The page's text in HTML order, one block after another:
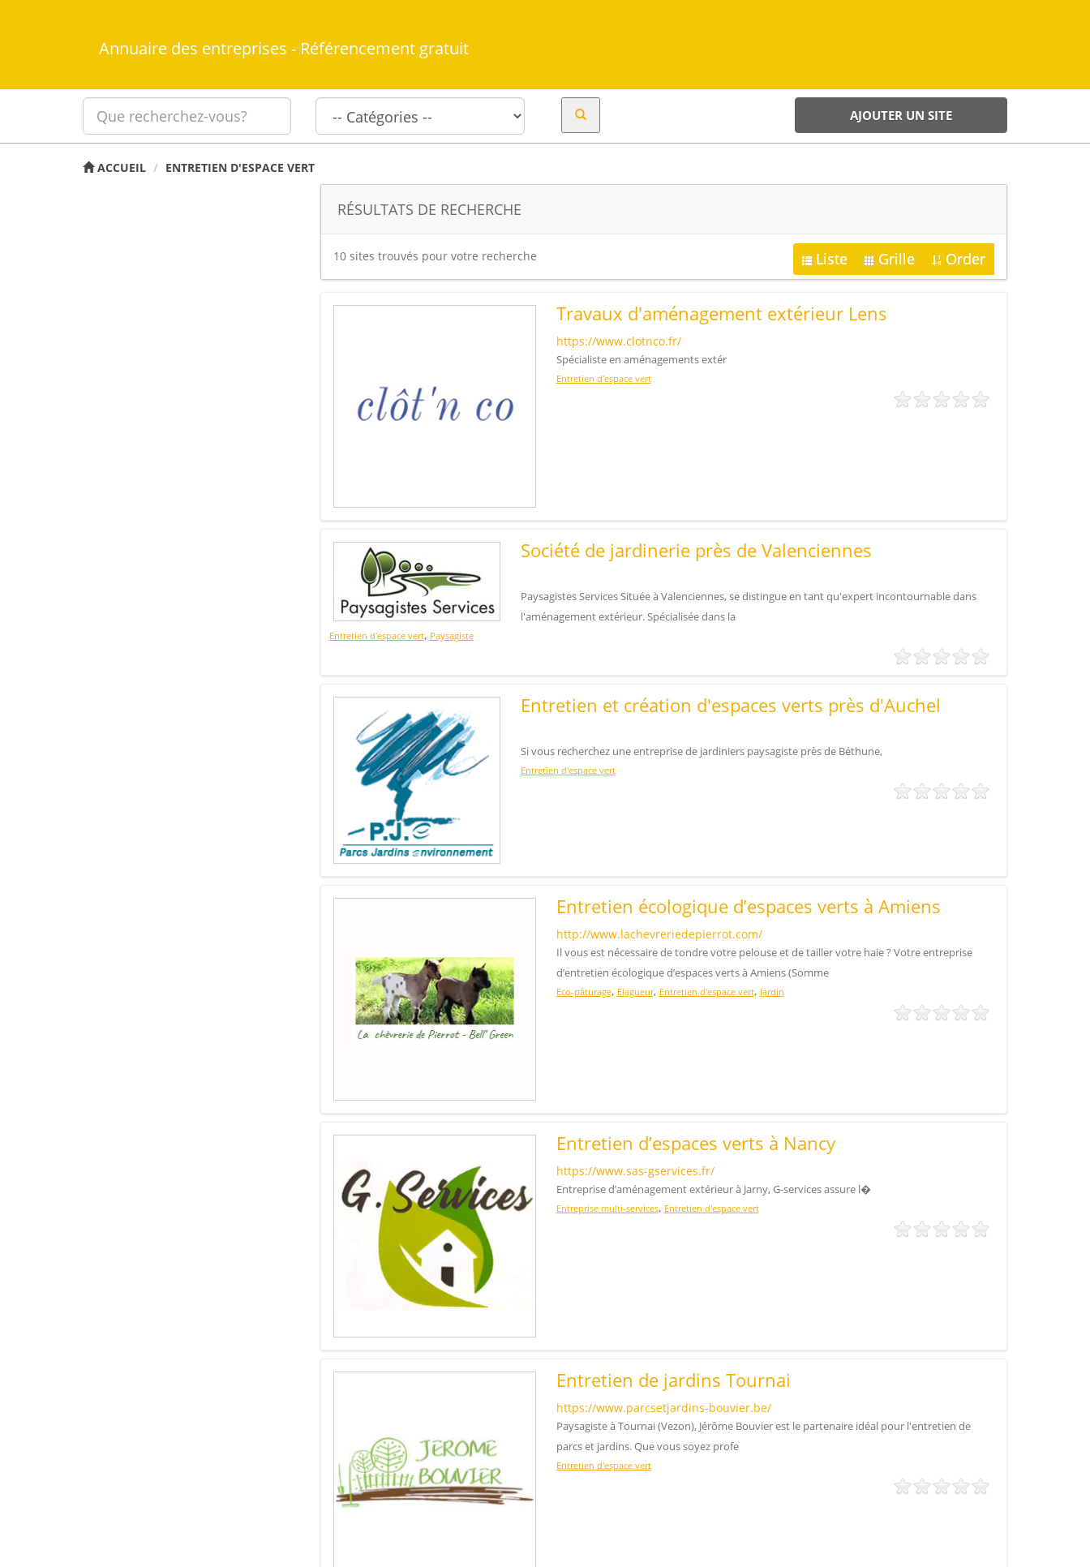
Annuaire des entreprises - Référencement gratuit
AJOUTER UN SITE
ACCUEIL ENTRETIEN D'ESPACE VERT
RÉSULTATS DE RECHERCHE
10 sites trouvés pour votre recherche Liste Grille Order
Travaux d'aménagement extérieur Lens
https://www.clotnco.fr/
Spécialiste en aménagements extér
Entretien d'espace vert
Société de jardinerie près de Valenciennes
Paysagistes Services Située à Valenciennes, se distingue en tant qu'expert incontournable dans
l'aménagement extérieur. Spécialisée dans la
Entretien d'espace vert, Paysagiste
Entretien et création d'espaces verts près d'Auchel
Si vous recherchez une entreprise de jardiniers paysagiste près de Béthune,
Entretien d'espace vert
Entretien écologique d’espaces verts à Amiens
http://www.lachevreriedepierrot.com/
Il vous est nécessaire de tondre votre pelouse et de tailler votre haie ? Votre entreprise
d’entretien écologique d’espaces verts à Amiens (Somme
Eco-pâturage, Elagueur, Entretien d'espace vert, Jardin
Entretien d’espaces verts à Nancy
https://www.sas-gservices.fr/
Entreprise d’aménagement extérieur à Jarny, G-services assure l�
Entreprise multi-services, Entretien d'espace vert
Entretien de jardins Tournai
https://www.parcsetjardins-bouvier.be/
Paysagiste à Tournai (Vezon), Jérôme Bouvier est le partenaire idéal pour l'entretien de
parcs et jardins. Que vous soyez profe
Entretien d'espace vert